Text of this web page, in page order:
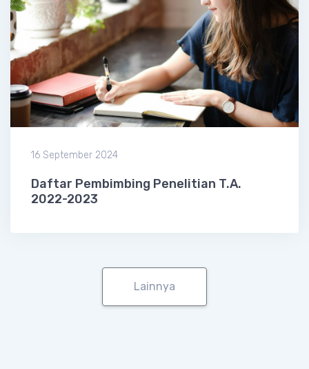
16 September 2024
Daftar Pembimbing Penelitian T.A.
2022-2023
Lainnya